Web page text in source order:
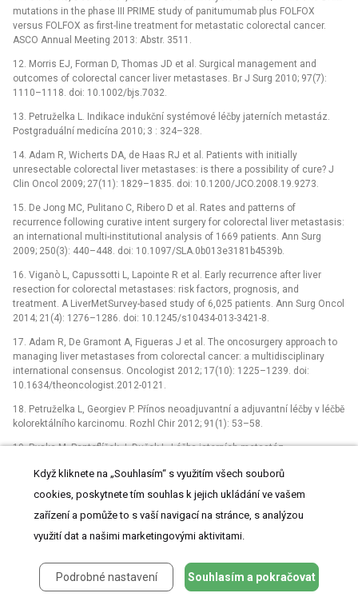
mutations in the phase III PRIME study of panitumumab plus FOLFOX
versus FOLFOX as first-line treatment for metastatic colorectal cancer.
ASCO Annual Meeting 2013: Abstr. 3511.
12. Morris EJ, Forman D, Thomas JD et al. Surgical management and
outcomes of colorectal cancer liver metastases. Br J Surg 2010; 97(7):
1110–1118. doi: 10.1002/bjs.7032.
13. Petruželka L. Indikace indukční systémové léčby jaterních metastáz.
Postgraduální medicína 2010; 3 : 324–328.
14. Adam R, Wicherts DA, de Haas RJ et al. Patients with initially
unresectable colorectal liver metastases: is there a possibility of cure? J
Clin Oncol 2009; 27(11): 1829–1835. doi: 10.1200/JCO.2008.19.9273.
15. De Jong MC, Pulitano C, Ribero D et al. Rates and patterns of
recurrence following curative intent surgery for colorectal liver metastasis:
an international multi-institutional analysis of 1669 patients. Ann Surg
2009; 250(3): 440–448. doi: 10.1097/SLA.0b013e3181b4539b.
16. Viganò L, Capussotti L, Lapointe R et al. Early recurrence after liver
resection for colorectal metastases: risk factors, prognosis, and
treatment. A LiverMetSurvey-based study of 6,025 patients. Ann Surg Oncol
2014; 21(4): 1276–1286. doi: 10.1245/s10434-013-3421-8.
17. Adam R, De Gramont A, Figueras J et al. The oncosurgery approach to
managing liver metastases from colorectal cancer: a multidisciplinary
international consensus. Oncologist 2012; 17(10): 1225–1239. doi:
10.1634/theoncologist.2012-0121.
18. Petruželka L, Georgiev P. Přínos neoadjuvantní a adjuvantní léčby v léčbě
kolorektálního karcinomu. Rozhl Chir 2012; 91(1): 53–58.
19. Ryska M, Pantoflíček J, Dušek L. Léčba jaterních metastáz
Rozhl Chir 2010; 89(2): 100–108.
20. Primrose JN, Falk S, Finch-Jones M et al. A randomized clinical trial of
chemotherapy compared to chemotherapy in combination with cetuximab
cancer: The new EPOC study. J Clin Oncol 2013; 31 (Suppl): Abstr. 3504.
21. Adam R, Pascal G, Castaing D et al. Tumor progression while on
chemotherapy: a contraindication to liver resection for multiple colorectal
Když kliknete na „Souhlasím“ s využitím všech souborů
cookies, poskytnete tím souhlas k jejich ukládání ve vašem
zařízení a pomůže to s vaší navigací na stránce, s analýzou
využití dat a našimi marketingovými aktivitami.
Podrobné nastavení Souhlasím a pokračovat